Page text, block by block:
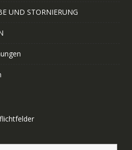
UND STORNIERUNG